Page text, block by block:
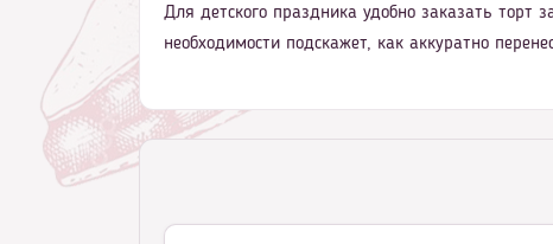
Для детского праздника удобно заказать торт
необходимости подскажет, как аккуратно